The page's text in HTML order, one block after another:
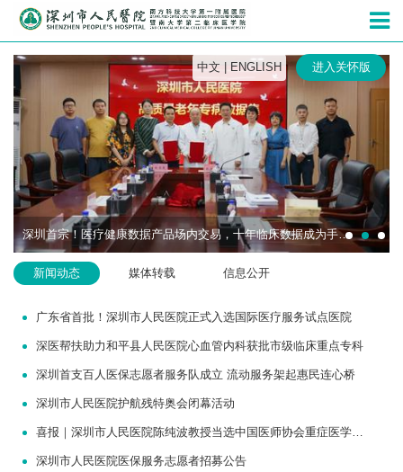
深圳市人民
中文 ENGLISH 进入关怀版
深圳首宗！医疗健康数据产品场内交易，十年临床数据成为手术机器人研发“燃料”
新闻动态 媒体转载 信息公开
广东省首批！深圳市人民医院正式入选国际医疗服务试点医院
深医帮扶助力和平县人民医院心血管内科获批市级临床重点专科
深圳首支百人医保志愿者服务队成立 流动服务架起惠民连心桥
深圳市人民医院护航残特奥会闭幕活动
喜报｜深圳市人民医院陈纯波教授当选中国医师协会重症医学医师分会常务委员
深圳市人民医院医保服务志愿者招募公告